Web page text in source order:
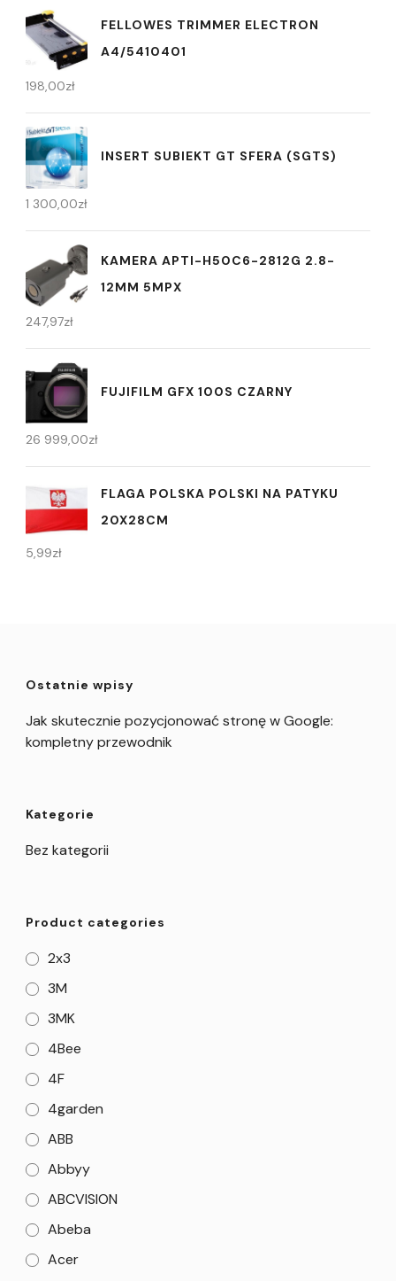
FELLOWES TRIMMER ELECTRON
A4/5410401
198,00zł
INSERT SUBIEKT GT SFERA (SGTS)
1 300,00zł
KAMERA APTI-H50C6-2812G 2.8-
12MM 5MPX
247,97zł
FUJIFILM GFX 100S CZARNY
26 999,00zł
FLAGA POLSKA POLSKI NA PATYKU
20X28CM
5,99zł
Ostatnie wpisy
Jak skutecznie pozycjonować stronę w Google:
kompletny przewodnik
Kategorie
Bez kategorii
Product categories
2x3
3M
3MK
4Bee
4F
4garden
ABB
Abbyy
ABCVISION
Abeba
Acer